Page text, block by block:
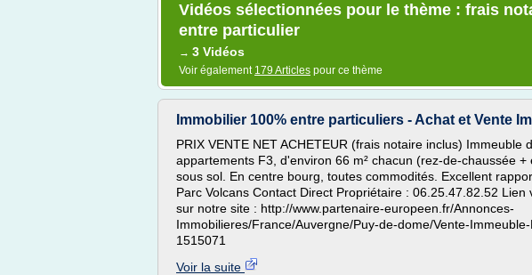
Vidéos sélectionnées pour le thème : frais
entre particulier
→ 3 Vidéos
Voir également 179 Articles pour ce thème
Immobilier 100% entre particuliers - Achat et Vente
PRIX VENTE NET ACHETEUR (frais notaire inclus) Immeuble
appartements F3, d'environ 66 m² chacun (rez-de-chaussée +
sous sol. En centre bourg, toutes commodités. Excellent
Parc Volcans Contact Direct Propriétaire : 06.25.47.82.52 Lien
sur notre site : http://www.partenaire-europeen.fr/Annonces-
Immobilieres/France/Auvergne/Puy-de-dome/Vente-Immeuble-
1515071
Voir la suite